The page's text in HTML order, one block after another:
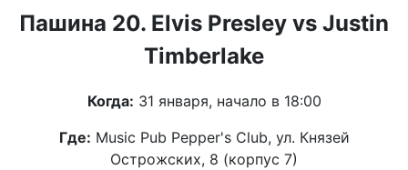
Пашина 20. Elvis Presley vs Justin
Timberlake
Когда: 31 января, начало в 18:00
Где: Music Pub Pepper's Club, ул. Князей
Острожских, 8 (корпус 7)